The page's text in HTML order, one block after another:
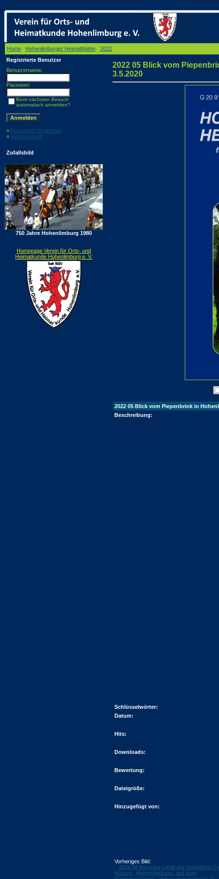
Home Hohenlimburger Heimatblätter 2022
Registrierte Benutzer
Benutzername:
Passwort:
Beim nächsten Besuch
automatisch anmelden?
» Password vergessen
» Registrierung
Zufallsbild
750 Jahre Hohenlimburg 1980
Homepage Verein für Orts- und
Heimatkunde Hohenlimburg e. V.
2022 05 Blick vom
3.5.2020
2022 05 Blick vom Piepenbrink in
Beschreibung:
Schlüsselwörter:
Datum:
Hits:
Downloads:
Bewertung:
Dateigröße:
Hinzugefügt von:
Vorheriges Bild:
2022 04 Büssing-LKW der Spedition
Hütsch, Hohenlimburg, auf dem